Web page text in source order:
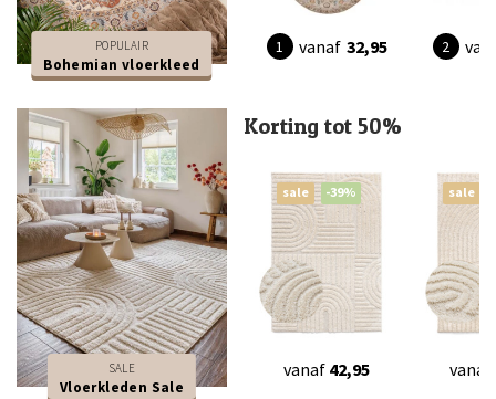
POPULAIR
Bohemian vloerkleed
vanaf 32,95
SALE
Vloerkleden Sale
Korting tot 50%
sale -39%
vanaf 42,95
sale
vanaf